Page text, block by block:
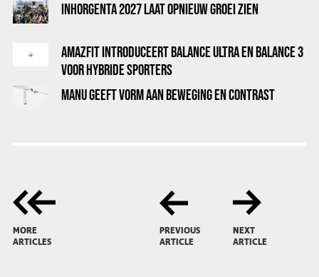
INHORGENTA 2027 LAAT OPNIEUW GROEI ZIEN
AMAZFIT INTRODUCEERT BALANCE ULTRA EN BALANCE 3
VOOR HYBRIDE SPORTERS
MANU GEEFT VORM AAN BEWEGING EN CONTRAST
MORE
ARTICLES
PREVIOUS
ARTICLE
NEXT
ARTICLE